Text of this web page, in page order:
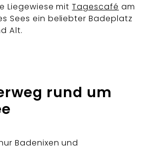
Liegewiese mitTagescafé am
Sees ein beliebter Badeplatz
Alt.
rund um
Badenixen und